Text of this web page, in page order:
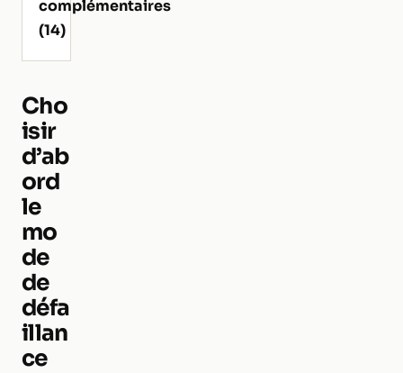
complémentaires
(14)
Cho
isir
d’ab
ord
le
mo
de
de
défa
illan
ce